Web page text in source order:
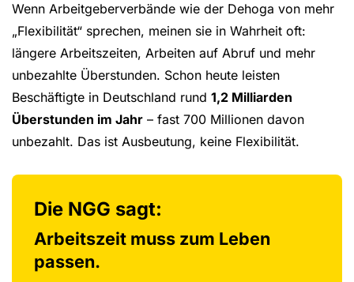
Wenn Arbeitgeberverbände wie der Dehoga von mehr
„Flexibilität“ sprechen, meinen sie in Wahrheit oft:
längere Arbeitszeiten, Arbeiten auf Abruf und mehr
unbezahlte Überstunden. Schon heute leisten
Beschäftigte in Deutschland rund 1,2 Milliarden
Überstunden im Jahr – fast 700 Millionen davon
unbezahlt. Das ist Ausbeutung, keine Flexibilität.
Die NGG sagt:
Arbeitszeit muss zum Leben
passen.